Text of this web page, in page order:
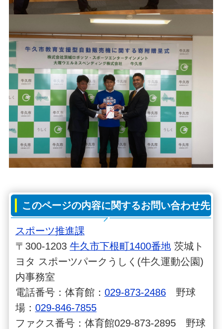
このページの内容に関するお問い合わせ先
スポーツ推進課
〒300-1203 牛久市下根町1400番地茨城ト
ヨタ スポーツパークうしく(牛久運動公園)
内事務室
電話番号：体育館： 029-873-2486野球
場： 029-846-7855
ファクス番号：体育館029-873-2895 野球